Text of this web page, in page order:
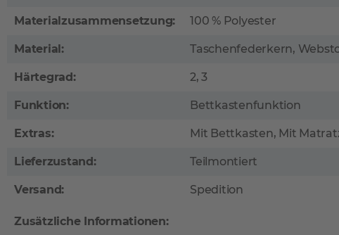
Materialzusammensetzung: 100 % Polyester
Material: Taschenfederkern,
Härtegrad: 2, 3
Funktion: Bettkastenfunktion
Extras: Mit Bettkasten, Mit
Lieferzustand: Teilmontiert
Versand: Spedition
Zusätzliche Informationen: